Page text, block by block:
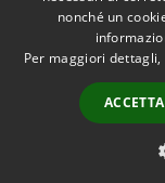
Accessibilità
Privacy
Mappa del sito
nonché un
Per maggiori